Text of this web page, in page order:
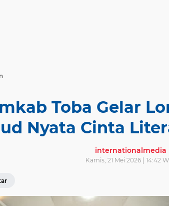
Toba Gelar
Nyata Cinta
internationalmedia
Kamis, 21 Mei 2026 | 14:42